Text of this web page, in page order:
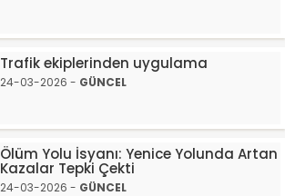
Trafik ekiplerinden uygulama
24-03-2026 - GÜNCEL
Ölüm Yolu İsyanı: Yenice Yolunda Artan
Kazalar Tepki Çekti
24-03-2026 - GÜNCEL